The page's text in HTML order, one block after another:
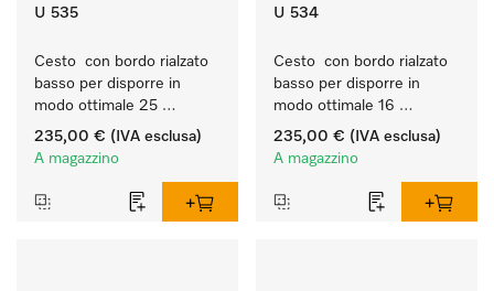
U 535
Cesto  con bordo rialzato
basso per disporre in
modo ottimale 25
bicchieri fino a 20 cm.
235,00 € (IVA esclusa)
A magazzino
U 534
Cesto  con bordo rialzato
basso per disporre in
modo ottimale 16
bicchieri fino a 20 cm.
235,00 € (IVA esclusa)
A magazzino